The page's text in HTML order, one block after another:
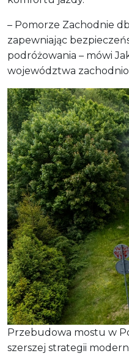
– Pomorze Zachodnie
zapewniając
podróżowania – mówi
województwa
Przebudowa mostu w
szerszej strategii